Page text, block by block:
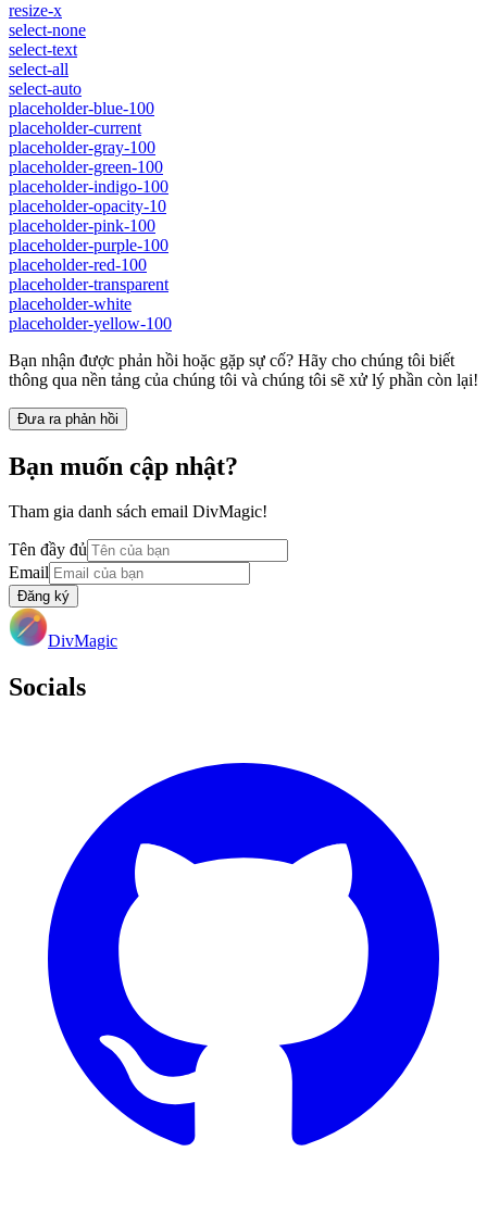
resize-x
select-none
select-text
select-all
select-auto
placeholder-blue-100
placeholder-current
placeholder-gray-100
placeholder-green-100
placeholder-indigo-100
placeholder-opacity-10
placeholder-pink-100
placeholder-purple-100
placeholder-red-100
placeholder-transparent
placeholder-white
placeholder-yellow-100
Bạn nhận được phản hồi hoặc gặp sự cố? Hãy cho chúng tôi biết
thông qua nền tảng của chúng tôi và chúng tôi sẽ xử lý phần còn lại!
Đưa ra phản hồi
Bạn muốn cập nhật?
Tham gia danh sách email DivMagic!
Tên đầy đủ
Email
Đăng ký
DivMagic
Socials